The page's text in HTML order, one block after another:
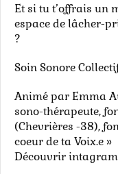
Et si tu t’offrais un
espace de lâcher-
?
Soin Sonore
Animé par Emma
sono-thérapeute,
(Chevrières -38),
coeur de ta Voix.e »
Découvrir